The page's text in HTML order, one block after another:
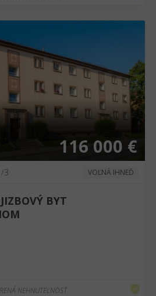
❯
116 000 €
3 VOĽNÁ IHNEĎ
BYT
NEHNUTEĽNOSŤ